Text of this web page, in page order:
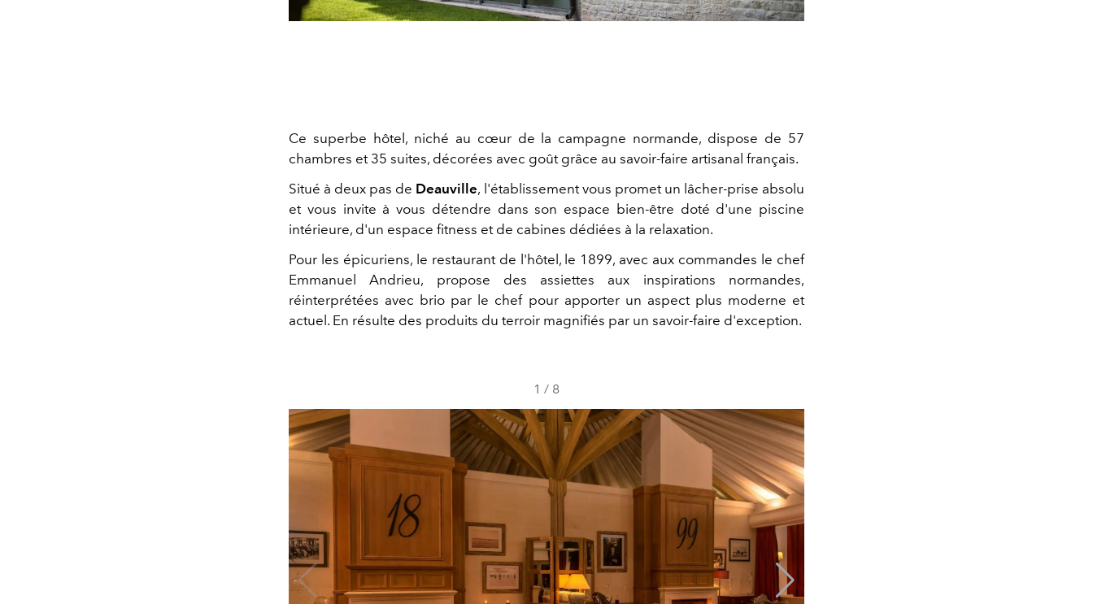
Ce superbe hôtel, niché au cœur de la campagne normande, dispose de 57
chambres et 35 suites, décorées avec goût grâce au savoir-faire artisanal français.
Situé à deux pas de Deauville, l'établissement vous promet un lâcher-prise absolu
et vous invite à vous détendre dans son espace bien-être doté d'une piscine
intérieure, d'un espace fitness et de cabines dédiées à la relaxation.
Pour les épicuriens, le restaurant de l'hôtel, le 1899, avec aux commandes le chef
Emmanuel Andrieu, propose des assiettes aux inspirations normandes,
réinterprétées avec brio par le chef pour apporter un aspect plus moderne et
actuel. En résulte des produits du terroir magnifiés par un savoir-faire d'exception.
1 / 8